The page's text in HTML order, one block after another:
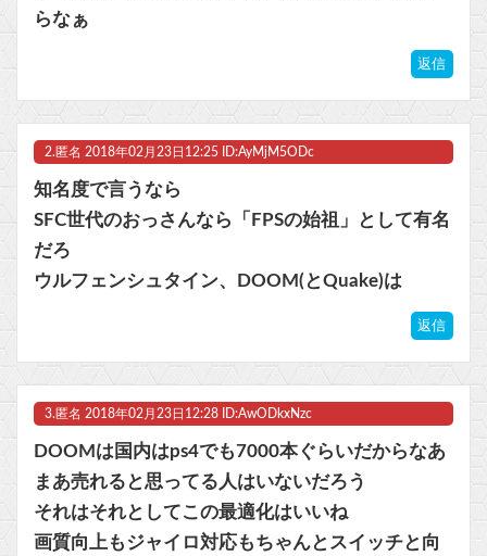
マスク 十兆円を失う‥投資家「アメリカ党？バカかコイツw」
Powered by livedoor 相互RSS
らなぁ
返信
2. 匿名 2018年02月23日12:25 ID:AyMjM5ODc
知名度で言うなら
SFC世代のおっさんなら「FPSの始祖」として有名
だろ
ウルフェンシュタイン、DOOM(とQuake)は
返信
3. 匿名 2018年02月23日12:28 ID:AwODkxNzc
DOOMは国内はps4でも7000本ぐらいだからなあ
まあ売れると思ってる人はいないだろう
それはそれとしてこの最適化はいいね
画質向上もジャイロ対応もちゃんとスイッチと向